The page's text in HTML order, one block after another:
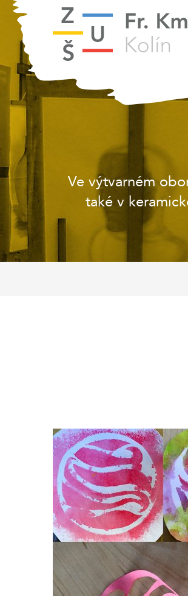
Ve výtvarném
také v